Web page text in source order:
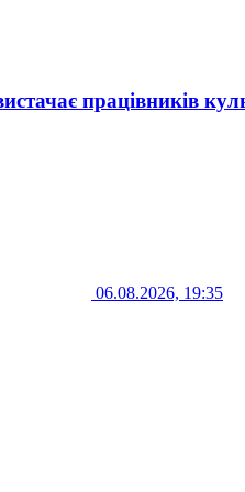
працівників
06.08.2026, 19:35